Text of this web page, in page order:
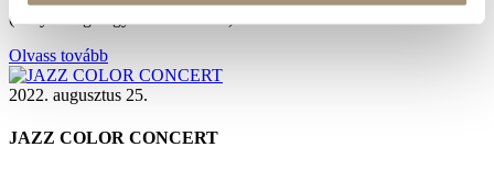
(storytelling vagy mesemondást) szervez...
Olvass tovább
2022. augusztus 25.
JAZZ COLOR CONCERT